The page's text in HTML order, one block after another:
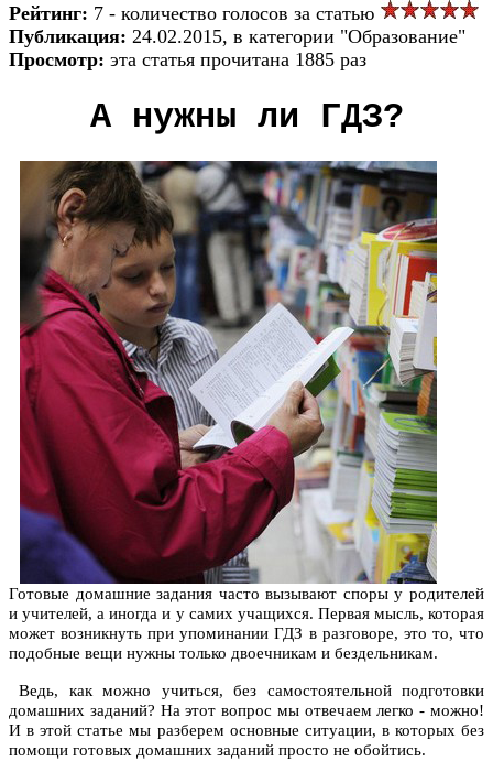
Рейтинг: 7 - количество голосов за статью
Публикация: 24.02.2015, в категории "Образование"
Просмотр: эта статья прочитана 1885 раз
А нужны ли ГДЗ?
Готовые домашние задания часто вызывают споры у родителей
и учителей, а иногда и у самих учащихся. Первая мысль, которая
может возникнуть при упоминании ГДЗ в разговоре, это то, что
подобные вещи нужны только двоечникам и бездельникам.
Ведь, как можно учиться, без самостоятельной подготовки
домашних заданий? На этот вопрос мы отвечаем легко - можно!
И в этой статье мы разберем основные ситуации, в которых без
помощи готовых домашних заданий просто не обойтись.